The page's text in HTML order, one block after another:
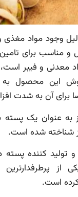
وجود مواد مغذی
و مناسب برای تامین
معدنی و فیبر
این محصول به
برای آن به شدت
به عنوان یک پسته
شناخته شده است.
تولید کننده
از
است.